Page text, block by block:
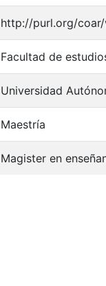
http://purl.org/
Facultad de
Universidad
Maestría
Magister en